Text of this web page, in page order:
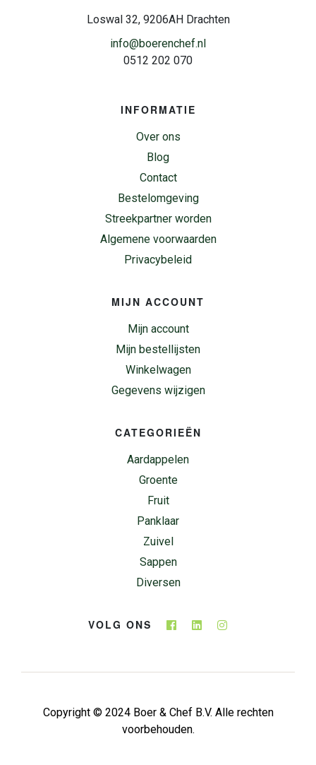
Loswal 32, 9206AH Drachten
info@boerenchef.nl
0512 202 070
INFORMATIE
Over ons
Blog
Contact
Bestelomgeving
Streekpartner worden
Algemene voorwaarden
Privacybeleid
MIJN ACCOUNT
Mijn account
Mijn bestellijsten
Winkelwagen
Gegevens wijzigen
CATEGORIEËN
Aardappelen
Groente
Fruit
Panklaar
Zuivel
Sappen
Diversen
VOLG ONS
Copyright © 2024 Boer & Chef B.V. Alle rechten
voorbehouden.